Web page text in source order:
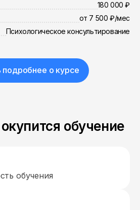
180 000 ₽
от 7 500 ₽/мес
Психологическое консультирование
подробнее о курсе
обучение
обучения